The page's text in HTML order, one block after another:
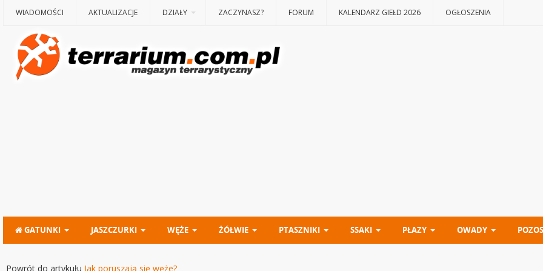
WIADOMOŚCI AKTUALIZACJE DZIAŁY ZACZYNASZ? FORUM KALENDARZ GIEŁD 2026 OGŁOSZENIA
GATUNKI JASZCZURKI WĘŻE ŻÓŁWIE PTASZNIKI SSAKI PŁAZY OWADY
Powrót do artykułu Jak poruszają się węże?